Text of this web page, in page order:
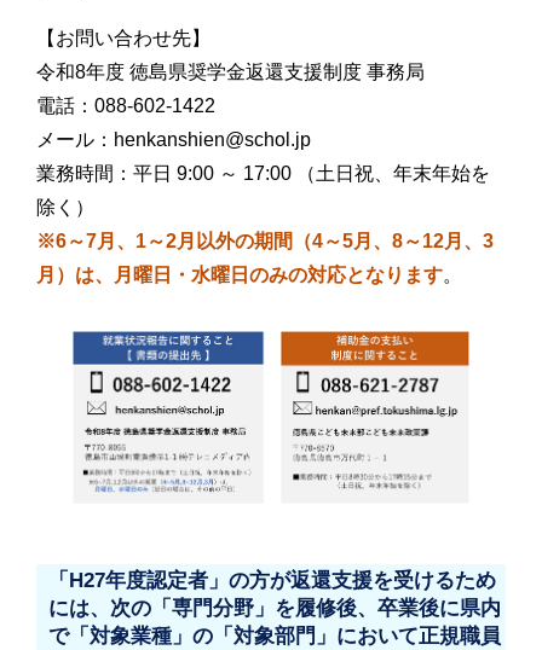
【お問い合わせ先】
令和8年度 徳島県奨学金返還支援制度 事務局
電話：088-602-1422
メール：henkanshien@schol.jp
業務時間：平日 9:00 ～ 17:00 （土日祝、年末年始を
除く）
※6～7月、1～2月以外の期間（4～5月、8～12月、3
月）は、月曜日・水曜日のみの対応となります。
「H27年度認定者」の方が返還支援を受けるため
には、次の「専門分野」を履修後、卒業後に県内
で「対象業種」の「対象部門」において正規職員